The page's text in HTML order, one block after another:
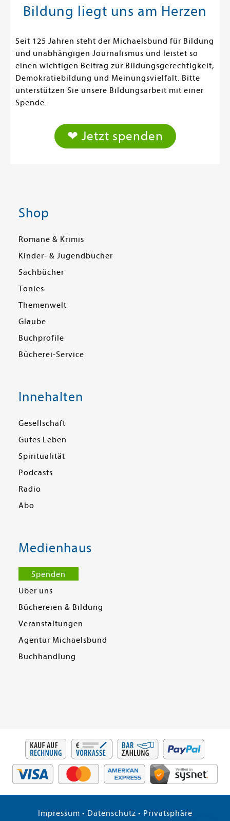
Bildung liegt uns am Herzen
Seit 125 Jahren steht der Michaelsbund für Bildung
und unabhängigen Journalismus und leistet so
einen wichtigen Beitrag zur Bildungsgerechtigkeit,
Demokratiebildung und Meinungsvielfalt. Bitte
unterstützen Sie unsere Bildungsarbeit mit einer
Spende.
❤ Jetzt spenden
Shop
Romane & Krimis
Kinder- & Jugendbücher
Sachbücher
Tonies
Themenwelt
Glaube
Buchprofile
Bücherei-Service
Innehalten
Gesellschaft
Gutes Leben
Spiritualität
Podcasts
Radio
Abo
Medienhaus
Spenden
Über uns
Büchereien & Bildung
Veranstaltungen
Agentur Michaelsbund
Buchhandlung
Impressum • Datenschutz • Privatsphäre